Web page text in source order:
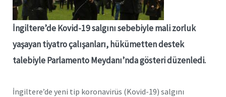
İngiltere’de Kovid-19 salgını sebebiyle mali zorluk
yaşayan tiyatro çalışanları, hükümetten destek
talebiyle Parlamento Meydanı’nda gösteri düzenledi.
İngiltere’de yeni tip koronavirüs (Kovid-19) salgını